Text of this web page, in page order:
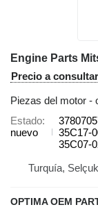
Engine Parts
Precio a consultar
Piezas del motor -
Estado
nuevo
35C17-
35C07-
Turquía,
OPTIMA OEM